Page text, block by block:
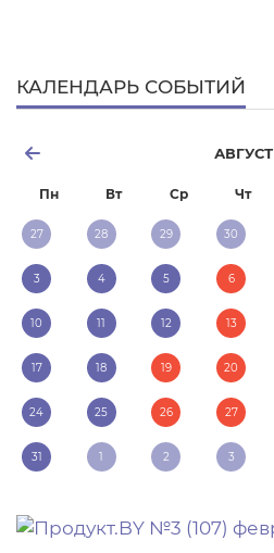
КАЛЕНДАРЬ СОБЫТИЙ
АВГУСТ
Пн Вт Ср Чт
27 28 29 30
3 4 5 6
10 11 12 13
17 18 19 20
24 25 26 27
31 1 2 3